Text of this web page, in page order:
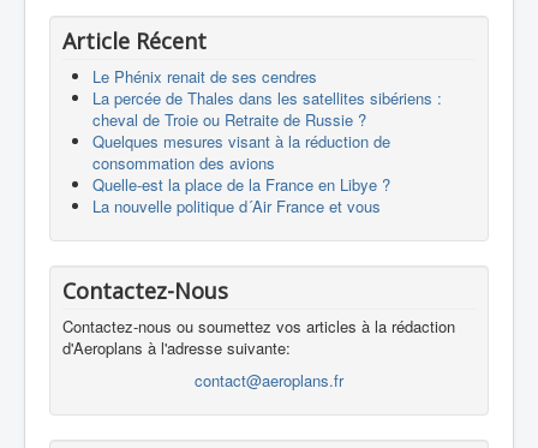
Article Récent
Le Phénix renait de ses cendres
La percée de Thales dans les satellites sibériens :
cheval de Troie ou Retraite de Russie ?
Quelques mesures visant à la réduction de
consommation des avions
Quelle-est la place de la France en Libye ?
La nouvelle politique d´Air France et vous
Contactez-Nous
Contactez-nous ou soumettez vos articles à la rédaction
d'Aeroplans à l'adresse suivante:
contact@aeroplans.fr